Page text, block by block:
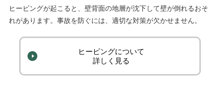
ヒービングが起こると、壁背面の地層が沈下して壁が倒れるおそ
れがあります。事故を防ぐには、適切な対策が欠かせません。
ヒービングについて
詳しく見る